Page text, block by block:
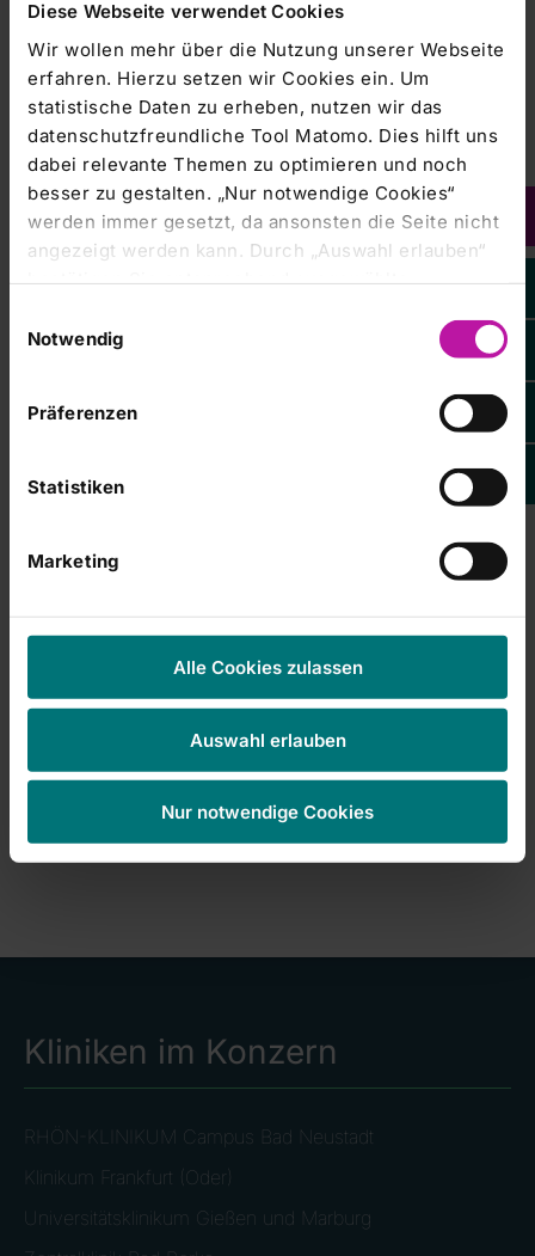
Diese Webseite verwendet Cookies
Wir wollen mehr über die Nutzung unserer Webseite
erfahren. Hierzu setzen wir Cookies ein. Um
statistische Daten zu erheben, nutzen wir das
datenschutzfreundliche Tool Matomo. Dies hilft uns
dabei relevante Themen zu optimieren und noch
besser zu gestalten. „Nur notwendige Cookies“
werden immer gesetzt, da ansonsten die Seite nicht
angezeigt werden kann. Durch „Auswahl erlauben“
bestätigen Sie entsprechend ausgewählte
erlauben Sie alle eingesetzten Cookies. Sie können
Ihre
Einstellungen anpassen. Weitere Informationen
finden Sie auch in unserer
Datenschutzerklärung
Notwendig
Präferenzen
Statistiken
Marketing
Alle Cookies zulassen
Auswahl erlauben
Nur notwendige Cookies
Gespräch!
Nutzen Sie gerne auch unser Expertenverzeichnis
oder den Körperkompass.
WICHTIGER HINWEIS
Sie für Ihre Initiativbewerbung unser
bitte folgendes
Hier finden Sie unsereDatenschutzinformationen
*Pflichtfeld
Kliniken im Konzern
RHÖN-KLINIKUM Campus Bad Neustadt
Klinikum Frankfurt (Oder)
Universitätsklinikum Gießen und Marburg